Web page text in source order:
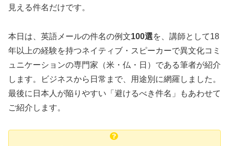
見える件名だけです。
本日は、英語メールの件名の例文100選を、講師として18
年以上の経験を持つネイティブ・スピーカーで異文化コミ
ュニケーションの専門家（米・仏・日）である筆者が紹介
します。ビジネスから日常まで、用途別に網羅しました。
最後に日本人が陥りやすい「避けるべき件名」もあわせて
ご紹介します。